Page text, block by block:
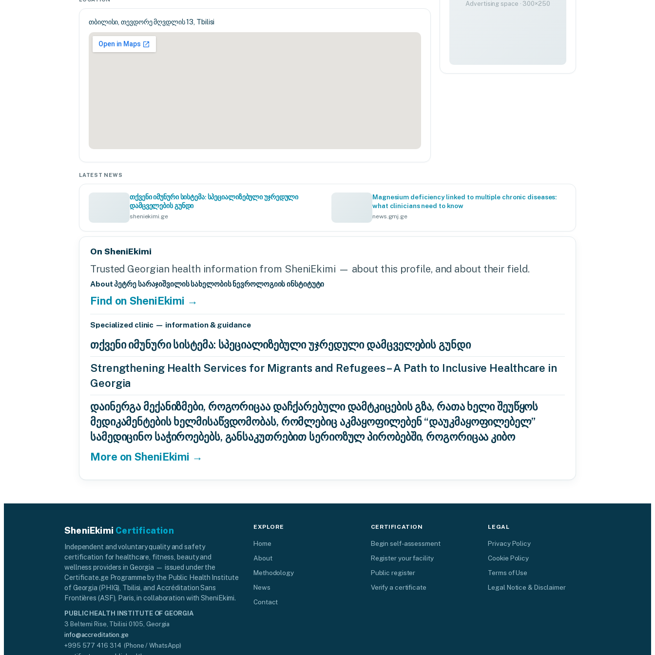
თბილისი, თევდორე მღვდლის 13, Tbilisi
Advertising space · 300×250
LATEST NEWS
თქვენი იმუნური სისტემა: სპეციალიზებული უჯრედული
დამცველების გუნდი
sheniekimi.ge
Magnesium deficiency linked to multiple chronic diseases:
what clinicians need to know
news.gmj.ge
On SheniEkimi
Trusted Georgian health information from SheniEkimi — about this profile, and about their field.
About პეტრე სარაჯიშვილის სახელობის ნევროლოგიის ინსტიტუტი
Find on SheniEkimi →
Specialized clinic — information & guidance
თქვენი იმუნური სისტემა: სპეციალიზებული უჯრედული დამცველების გუნდი
Strengthening Health Services for Migrants and Refugees – A Path to Inclusive Healthcare in
Georgia
დაინერგა მექანიზმები, როგორიცაა დაჩქარებული დამტკიცების გზა, რათა ხელი შეუწყოს
მედიკამენტების ხელმისაწვდომობას, რომლებიც აკმაყოფილებენ “დაუკმაყოფილებელ”
სამედიცინო საჭიროებებს, განსაკუთრებით სერიოზულ პირობებში, როგორიცაა კიბო
More on SheniEkimi →
SheniEkimi Certification
Independent and voluntary quality and safety
certification for healthcare, fitness, beauty and
wellness providers in Georgia — issued under the
Certificate.ge Programme by the Public Health Institute
of Georgia (PHIG), Tbilisi, and Accréditation Sans
Frontières (ASF), Paris, in collaboration with SheniEkimi.
PUBLIC HEALTH INSTITUTE OF GEORGIA
3 Beltemi Rise, Tbilisi 0105, Georgia
info@accreditation.ge
+995 577 416 314 (Phone / WhatsApp)
EXPLORE
Home
About
Methodology
News
Contact
CERTIFICATION
Begin self-assessment
Register your facility
Public register
Verify a certificate
LEGAL
Privacy Policy
Cookie Policy
Terms of Use
Legal Notice & Disclaimer